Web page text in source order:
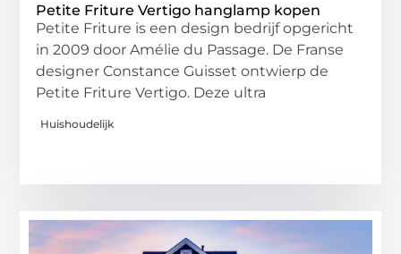
Petite Friture Vertigo hanglamp kopen
Petite Friture is een design bedrijf opgericht
in 2009 door Amélie du Passage. De Franse
designer Constance Guisset ontwierp de
Petite Friture Vertigo. Deze ultra
Huishoudelijk